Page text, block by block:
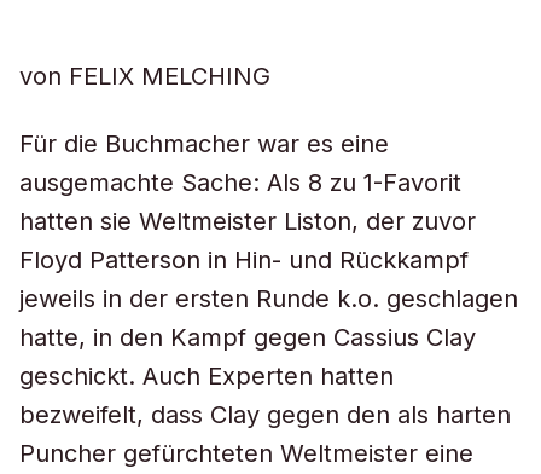
von FELIX MELCHING
Für die Buchmacher war es eine
ausgemachte Sache: Als 8 zu 1-Favorit
hatten sie Weltmeister Liston, der zuvor
Floyd Patterson in Hin- und Rückkampf
jeweils in der ersten Runde k.o. geschlagen
hatte, in den Kampf gegen Cassius Clay
geschickt. Auch Experten hatten
bezweifelt, dass Clay gegen den als harten
Puncher gefürchteten Weltmeister eine